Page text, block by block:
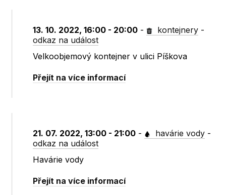
13. 10. 2022, 16:00 - 20:00 - kontejnery -
odkaz na událost
Velkoobjemový kontejner v ulici Píškova
Přejít na více informací
21. 07. 2022, 13:00 - 21:00 - havárie vody -
odkaz na událost
Havárie vody
Přejít na více informací